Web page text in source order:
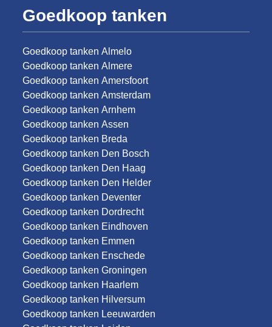
Goedkoop tanken
Goedkoop tanken Almelo
Goedkoop tanken Almere
Goedkoop tanken Amersfoort
Goedkoop tanken Amsterdam
Goedkoop tanken Arnhem
Goedkoop tanken Assen
Goedkoop tanken Breda
Goedkoop tanken Den Bosch
Goedkoop tanken Den Haag
Goedkoop tanken Den Helder
Goedkoop tanken Deventer
Goedkoop tanken Dordrecht
Goedkoop tanken Eindhoven
Goedkoop tanken Emmen
Goedkoop tanken Enschede
Goedkoop tanken Groningen
Goedkoop tanken Haarlem
Goedkoop tanken Hilversum
Goedkoop tanken Leeuwarden